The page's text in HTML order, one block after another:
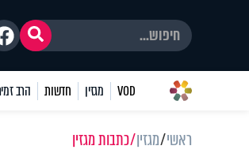
VOD מגזין חדשות הרב
ראשי מגזין כתבות מגזין